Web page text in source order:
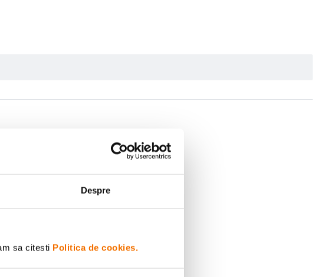
Despre
sa citesti Politica de cookies.